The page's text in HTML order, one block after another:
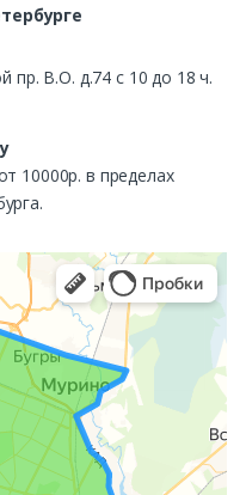
пр. В.О. д.74 с 10 до 18 ч.
10000р. в пределах